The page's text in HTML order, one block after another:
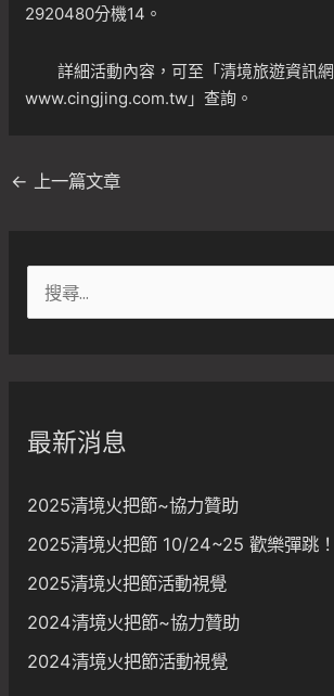
2920480分機14。
詳細活動內容，可至「清境旅遊資訊網
www.cingjing.com.tw 」查詢。
← 上一篇文章
尋
:最新消息
2025清境火把節~協力贊助
2025清境火把節 10/24~25 歡樂彈跳！
2025清境火把節活動視覺
2024清境火把節~協力贊助
2024清境火把節活動視覺